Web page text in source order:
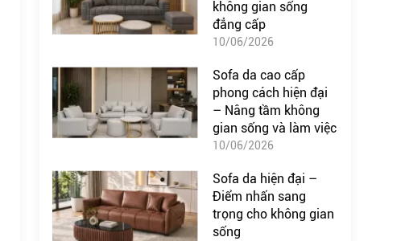
không gian sống
đẳng cấp
10/06/2026
Sofa da cao cấp
phong cách hiện đại
– Nâng tầm không
gian sống và làm việc
10/06/2026
Sofa da hiện đại –
Điểm nhấn sang
trọng cho không gian
sống